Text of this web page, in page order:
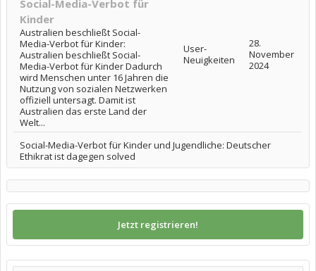
Social-Media-Verbot für
Kinder
Australien beschließt Social-
Media-Verbot für Kinder:
Australien beschließt Social-
Media-Verbot für Kinder Dadurch
wird Menschen unter 16 Jahren die
Nutzung von sozialen Netzwerken
offiziell untersagt. Damit ist
Australien das erste Land der
Welt...
User-
Neuigkeiten
28.
November
2024
Social-Media-Verbot für Kinder und Jugendliche: Deutscher
Ethikrat ist dagegen solved
Jetzt registrieren!